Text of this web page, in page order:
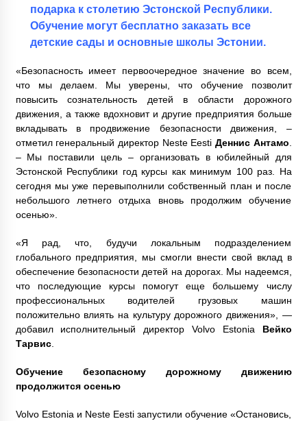
подарка к столетию Эстонской Республики.
Обучение могут бесплатно заказать все
детские сады и основные школы Эстонии.
«Безопасность имеет первоочередное значение во всем,
что мы делаем. Мы уверены, что обучение позволит
повысить сознательность детей в области дорожного
движения, а также вдохновит и другие предприятия больше
вкладывать в продвижение безопасности движения, –
отметил генеральный директор Neste Eesti Деннис Антамо.
– Мы поставили цель – организовать в юбилейный для
Эстонской Республики год курсы как минимум 100 раз. На
сегодня мы уже перевыполнили собственный план и после
небольшого летнего отдыха вновь продолжим обучение
осенью».
«Я рад, что, будучи локальным подразделением
глобального предприятия, мы смогли внести свой вклад в
обеспечение безопасности детей на дорогах. Мы надеемся,
что последующие курсы помогут еще большему числу
профессиональных водителей грузовых машин
положительно влиять на культуру дорожного движения», —
добавил исполнительный директор Volvo Estonia Вейко
Тарвис.
Обучение безопасному дорожному движению
продолжится осенью
Volvo Estonia и Neste Eesti запустили обучение «Остановись,